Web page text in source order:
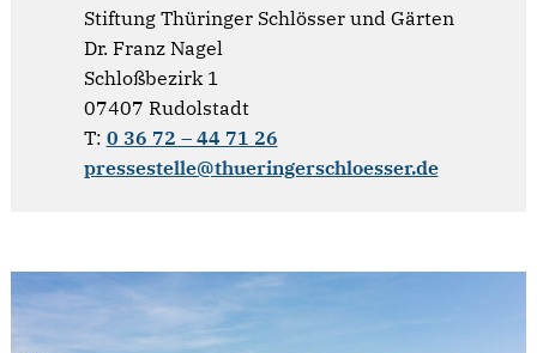
Stiftung Thüringer Schlösser und Gärten
Dr. Franz Nagel
Schloßbezirk 1
07407 Rudolstadt
T: 0 36 72 – 44 71 26
pressestelle@thueringerschloesser.de